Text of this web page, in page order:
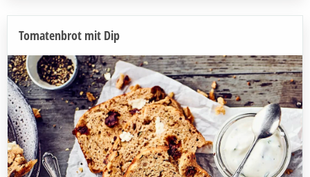
Tomatenbrot mit Dip